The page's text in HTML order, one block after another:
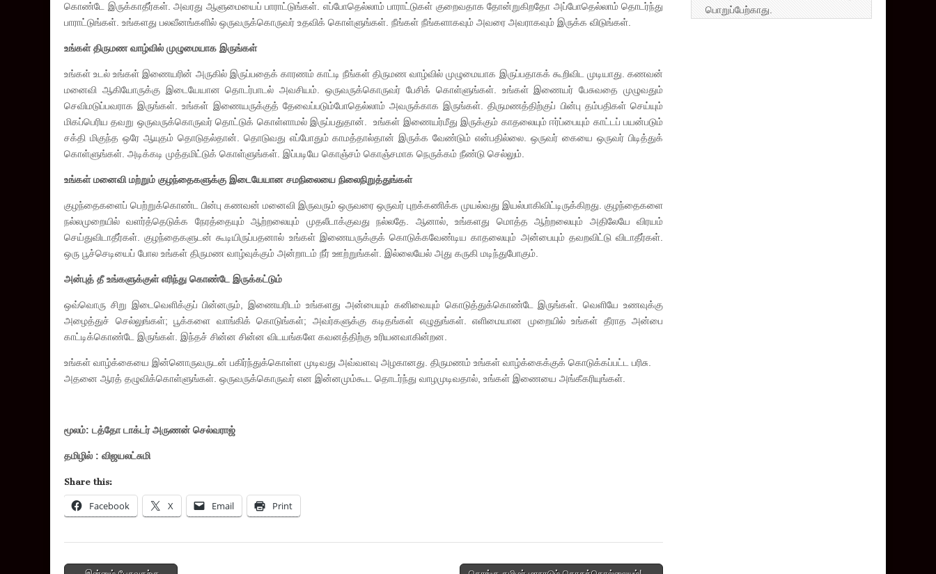
கொண்டே இருக்காதீர்கள். அவரது ஆளுமையைப் பாராட்டுங்கள். எப்போதெல்லாம் பாராட்டுகள் குறைவதாக தோன்றுகிறதோ அப்போதெல்லாம் தொடர்ந்து
பாராட்டுங்கள். உங்களது பலவீனங்களில் ஒருவருக்கொருவர் உதவிக் கொள்ளுங்கள். நீங்கள் நீங்களாகவும் அவரை அவராகவும் இருக்க விடுங்கள்.
உங்கள் திருமண வாழ்வில் முழுமையாக இருங்கள்
உங்கள் உடல் உங்கள் இணையரின் அருகில் இருப்பதைக் காரணம் காட்டி நீங்கள் திருமண வாழ்வில் முழுமையாக இருப்பதாகக் கூறிவிட முடியாது. கணவன்
மனைவி ஆகியோருக்கு இடையேயான தொடர்பாடல் அவசியம். ஒருவருக்கொருவர் பேசிக் கொள்ளுங்கள். உங்கள் இணையர் பேசுவதை முழுவதும்
செவிமடுப்பவராக இருங்கள். உங்கள் இணையருக்குத் தேவைப்படும்போதெல்லாம் அவருக்காக இருங்கள். திருமணத்திற்குப் பின்பு தம்பதிகள் செய்யும்
மிகப்பெரிய தவறு ஒருவருக்கொருவர் தொட்டுக் கொள்ளாமல் இருப்பதுதான். உங்கள் இணையர்மீது இருக்கும் காதலையும் ஈர்ப்பையும் காட்டப் பயன்படும்
சக்தி மிகுந்த ஒரே ஆயுதம் தொடுதல்தான். தொடுவது எப்போதும் காமத்தால்தான் இருக்க வேண்டும் என்பதில்லை. ஒருவர் கையை ஒருவர் பிடித்துக்
கொள்ளுங்கள். அடிக்கடி முத்தமிட்டுக் கொள்ளுங்கள். இப்படியே கொஞ்சம் கொஞ்சமாக நெருக்கம் நீண்டு செல்லும்.
உங்கள் மனைவி மற்றும் குழந்தைகளுக்கு இடையேயான சமநிலையை நிலைநிறுத்துங்கள்
குழந்தைகளைப் பெற்றுக்கொண்ட பின்பு கணவன் மனைவி இருவரும் ஒருவரை ஒருவர் புறக்கணிக்க முயல்வது இயல்பாகிவிட்டிருக்கிறது. குழந்தைகளை
நல்லமுறையில் வளர்த்தெடுக்க நேரத்தையும் ஆற்றலையும் முதலீடாக்குவது நல்லதே. ஆனால், உங்களது மொத்த ஆற்றலையும் அதிலேயே விரயம்
செய்துவிடாதீர்கள். குழந்தைகளுடன் கூடியிருப்பதனால் உங்கள் இணையருக்குக் கொடுக்கவேண்டிய காதலையும் அன்பையும் தவறவிட்டு விடாதீர்கள்.
ஒரு பூச்செடியைப் போல உங்கள் திருமண வாழ்வுக்கும் அன்றாடம் நீர் ஊற்றுங்கள். இல்லையேல் அது கருகி மடிந்துபோகும்.
அன்புத் தீ உங்களுக்குள் எரிந்து கொண்டே இருக்கட்டும்
ஒவ்வொரு சிறு இடைவெளிக்குப் பின்னரும், இணையரிடம் உங்களது அன்பையும் கனிவையும் கொடுத்துக்கொண்டே இருங்கள். வெளியே உணவுக்கு
அழைத்துச் செல்லுங்கள்; பூக்களை வாங்கிக் கொடுங்கள்; அவர்களுக்கு கடிதங்கள் எழுதுங்கள். எளிமையான முறையில் உங்கள் தீராத அன்பை
காட்டிக்கொண்டே இருங்கள். இந்தச் சின்ன சின்ன விடயங்களே கவனத்திற்கு உரியனவாகின்றன.
உங்கள் வாழ்க்கையை இன்னொருவருடன் பகிர்ந்துக்கொள்ள முடிவது அவ்வளவு அழகானது. திருமணம் உங்கள் வாழ்க்கைக்குக் கொடுக்கப்பட்ட பரிசு.
அதனை ஆரத் தழுவிக்கொள்ளுங்கள். ஒருவருக்கொருவர் என இன்னமும்கூட தொடர்ந்து வாழமுடிவதால், உங்கள் இணையை அங்கீகரியுங்கள்.
மூலம்: டத்தோ டாக்டர் அருணன் செல்வராஜ்
தமிழில் : விஜயலட்சுமி
Share this:
Facebook X Email Print
பொறுப்பேற்காது.